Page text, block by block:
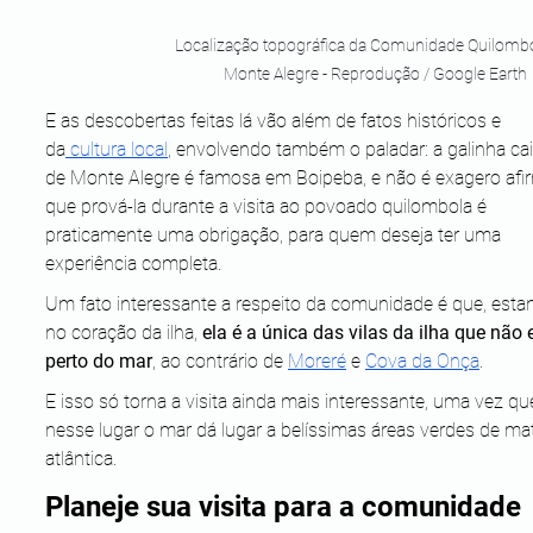
Localização topográfica da Comunidade
Monte Alegre - Reprodução / Google Earth
E as descobertas feitas lá vão além de fatos históricos e
da cultura local , envolvendo também o paladar: a galinha
de Monte Alegre é famosa em Boipeba, e não é exagero
que prová-la durante a visita ao povoado quilombola é
praticamente uma obrigação, para quem deseja ter uma
experiência completa.
Um fato interessante a respeito da comunidade é que,
no coração da ilha, ela é a única das vilas da ilha que não
perto do mar, ao contrário de Moreré e Cova da Onça
E isso só torna a visita ainda mais interessante, uma vez
nesse lugar o mar dá lugar a belíssimas áreas verdes de
atlântica.
Planeje sua visita para a comunidade